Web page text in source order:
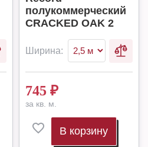
полукоммерческий
CRACKED OAK 2
Ширина:
745 ₽
за кв. м.
В корзину